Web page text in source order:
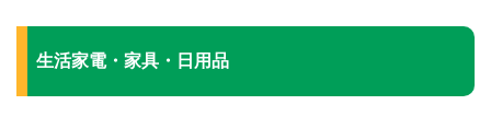
生活家電・家具・日用品